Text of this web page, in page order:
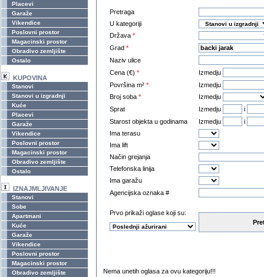
Placevi
Garaže
Vikendice
Poslovni prostor
Magacinski prostor
Obradivo zemljište
Ostalo
KUPOVINA
Stanovi
Stanovi u izgradnji
Kuće
Placevi
Garaže
Vikendice
Poslovni prostor
Magacinski prostor
Obradivo zemljište
Ostalo
IZNAJMLJIVANJE
Stanovi
Sobe
Apartmani
Kuće
Garaže
Vikendice
Poslovni prostor
Magacinski prostor
Obradivo zemljište
Pretraga
U kategoriji
Država *
Grad *
Naziv ulice
Cena (€) *
Izmedju
Površina m² *
Izmedju
Broj soba *
Izmedju
Sprat
Izmedju
i
Starost objekta u godinama
Izmedju
i
Ima terasu
Ima lift
Način grejanja
Telefonska linija
Ima garažu
Agencijska oznaka #
Prvo prikaži oglase koji su:
Nema unetih oglasa za ovu kategoriju!!!